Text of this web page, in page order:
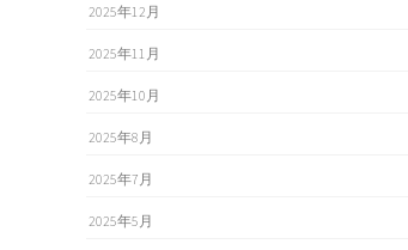
2025年12月
2025年11月
2025年10月
2025年8月
2025年7月
2025年5月